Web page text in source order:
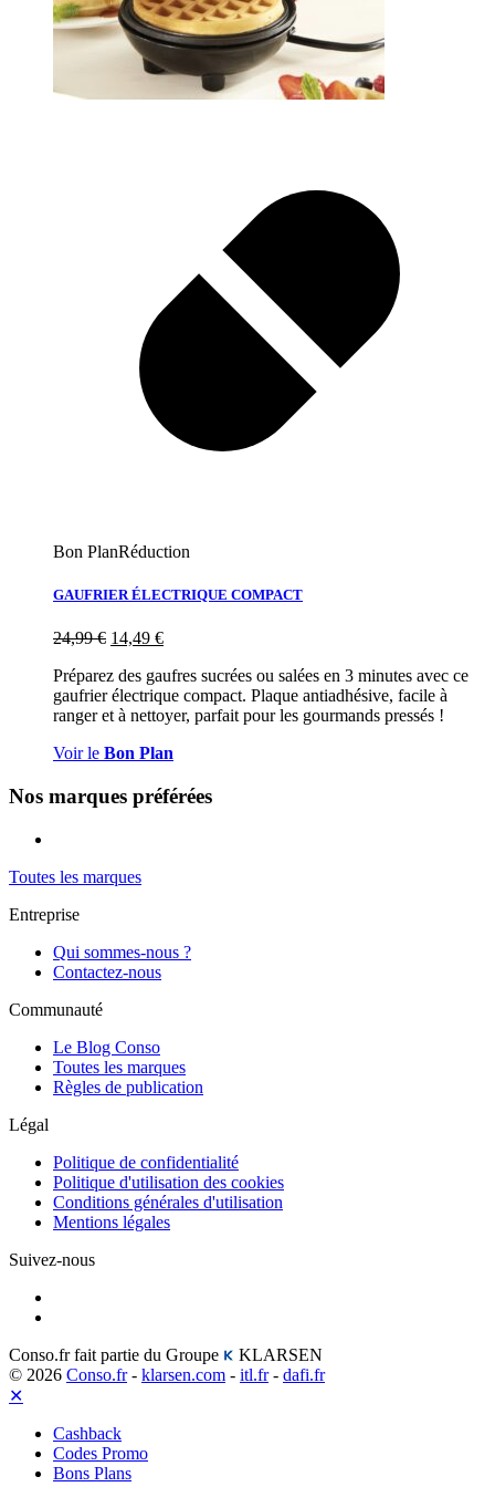
Bon PlanRéduction
GAUFRIER ÉLECTRIQUE COMPACT
24,99€ 14,49 €
Préparez des gaufres sucrées ou salées en 3 minutes avec ce
gaufrier électrique compact. Plaque antiadhésive, facile à
ranger et à nettoyer, parfait pour les gourmands pressés !
Voir le Bon Plan
Nos marques préférées
Toutes les marques
Entreprise
Qui sommes-nous ?
Contactez-nous
Communauté
Le Blog Conso
Toutes les marques
Règles de publication
Légal
Politique de confidentialité
Politique d'utilisation des cookies
Conditions générales d'utilisation
Mentions légales
Suivez-nous
Conso.fr fait partie du Groupe
KLARSEN
© 2026 Conso.fr- klarsen.com - itl.fr- dafi.fr
✕
Cashback
Codes Promo
Bons Plans